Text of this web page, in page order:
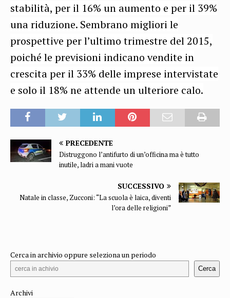
stabilità, per il 16% un aumento e per il 39%
una riduzione. Sembrano migliori le
prospettive per l’ultimo trimestre del 2015,
poiché le previsioni indicano vendite in
crescita per il 33% delle imprese intervistate
e solo il 18% ne attende un ulteriore calo.
PRECEDENTE
Distruggono l’antifurto di un’officina ma è tutto
inutile, ladri a mani vuote
SUCCESSIVO
Natale in classe, Zucconi: “La scuola è laica, diventi
l’ora delle religioni”
Cerca in archivio oppure seleziona un periodo
Cerca
Archivi